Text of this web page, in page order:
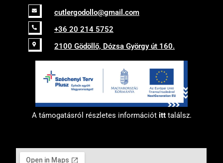
cutlergodollo@gmail.com
+36 20 214 5752
2100 Gödöllő, Dózsa György út 160.
A támogatásról részletes információt itt találsz.